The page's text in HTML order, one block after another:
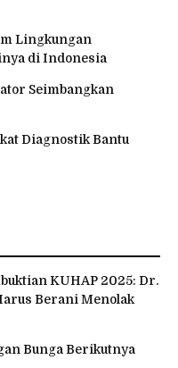
Lingkungan
di Indonesia
Seimbangkan
Diagnostik Bantu
KUHAP 2025: Dr.
Berani Menolak
Bunga Berikutnya